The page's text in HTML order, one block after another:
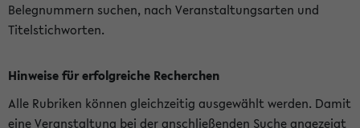
Belegnummern suchen, nach Veranstaltungsarten und
Titelstichworten.
Hinweise für erfolgreiche Recherchen
Alle Rubriken können gleichzeitig ausgewählt werden. Damit
eine Veranstaltung bei der anschließenden Suche angezeigt